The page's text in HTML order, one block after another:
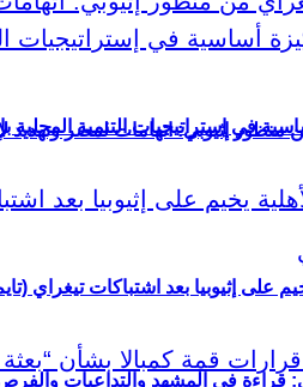
إثيوبي: اتهامات لمصر وتهديد
قراءة في المشهد والتداعيات
في إستراتيجيات التنمية المحلية
على إثيوبيا بعد اشتباكات تيغراي